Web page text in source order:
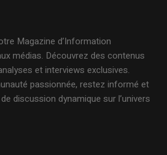
Magazine d’Information
médias. Découvrez des contenus
et interviews exclusives.
passionnée, restez informé et
discussion dynamique sur l’univers